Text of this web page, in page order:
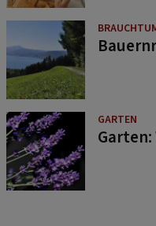
GARTEN